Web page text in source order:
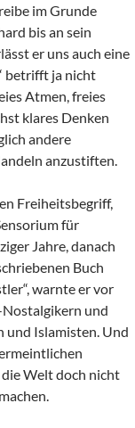
im Grunde
bis an sein
er uns auch eine
betrifft ja nicht
Atmen, freies
klares Denken
andere
anzustiften.
Freiheitsbegriff,
für
Jahre, danach
Buch
warnte er vor
und
und Islamisten. Und
die Welt doch nicht